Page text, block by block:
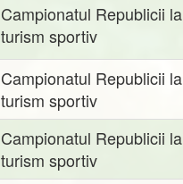
Campionatul Republicii la
turism sportiv
Campionatul Republicii la
turism sportiv
Campionatul Republicii la
turism sportiv